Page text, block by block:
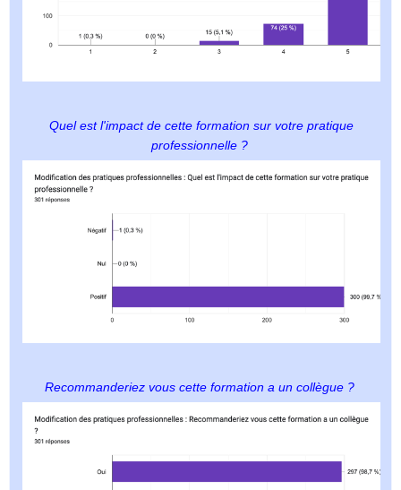
Quel est l'impact de cette formation sur votre pratique
professionnelle ?
Recommanderiez vous cette formation a un collègue ?